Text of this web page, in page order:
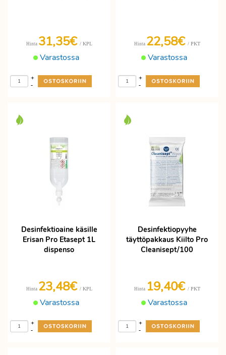
Varastossa
Hinta 31,35€ / KPL
-
+
Varastossa
Hinta 22,58€ / PKT
-
+
Desinfektioaine käsille
Erisan Pro Etasept 1L
dispenso
Varastossa
Hinta 23,48€ / KPL
-
+
Desinfektiopyyhe
täyttöpakkaus Kiilto Pro
Cleanisept/100
Varastossa
Hinta 19,40€ / PKT
-
+